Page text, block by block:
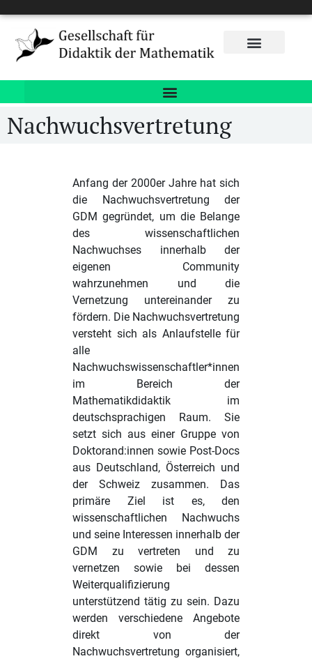
Nachwuchsvertretung
Anfang der 2000er Jahre hat sich
die Nachwuchsvertretung der
GDM gegründet, um die Belange
des wissenschaftlichen
Nachwuchses innerhalb der
eigenen Community
wahrzunehmen und die
Vernetzung untereinander zu
fördern. Die Nachwuchsvertretung
versteht sich als Anlaufstelle für
alle
Nachwuchswissenschaftler*innen
im Bereich der
Mathematikdidaktik im
deutschsprachigen Raum. Sie
setzt sich aus einer Gruppe von
Doktorand:innen sowie Post-Docs
aus Deutschland, Österreich und
der Schweiz zusammen. Das
primäre Ziel ist es, den
wissenschaftlichen Nachwuchs
und seine Interessen innerhalb der
GDM zu vertreten und zu
vernetzen sowie bei dessen
Weiterqualifizierung
unterstützend tätig zu sein. Dazu
werden verschiedene Angebote
direkt von der
Nachwuchsvertretung organisiert,